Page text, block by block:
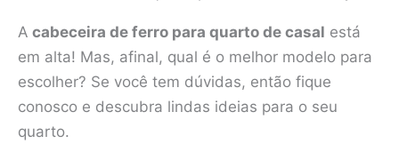
A cabeceira de ferro para quarto de casal está
em alta! Mas, afinal, qual é o melhor modelo para
escolher? Se você tem dúvidas, então fique
conosco e descubra lindas ideias para o seu
quarto.